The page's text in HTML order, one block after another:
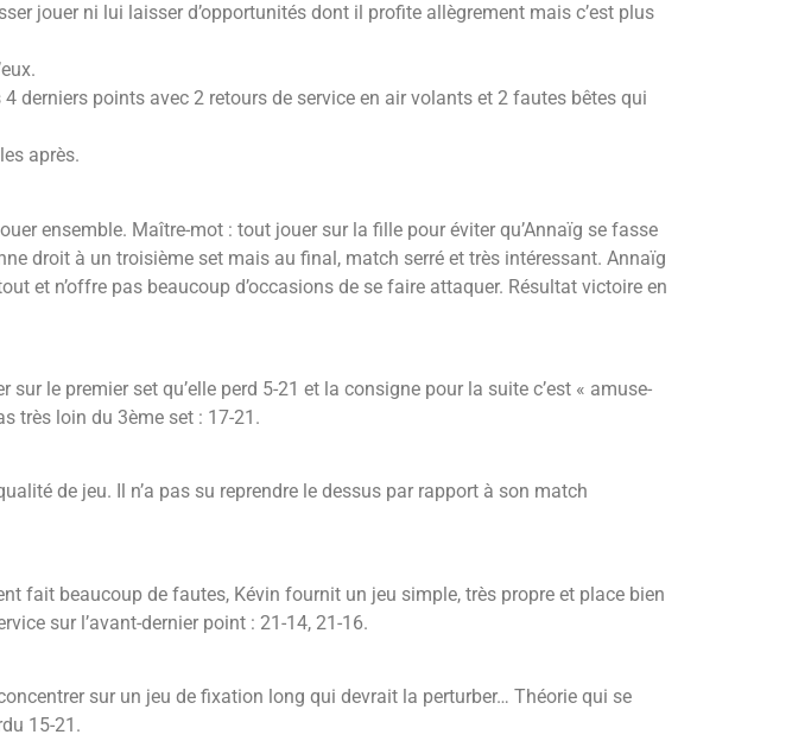
jouer ni lui laisser d’opportunités dont il profite allègrement mais c’est plus
derniers points avec 2 retours de service en air volants et 2 fautes bêtes qui
après.
ensemble. Maître-mot : tout jouer sur la fille pour éviter qu’Annaïg se fasse
droit à un troisième set mais au final, match serré et très intéressant. Annaïg
et n’offre pas beaucoup d’occasions de se faire attaquer. Résultat victoire en
le premier set qu’elle perd 5-21 et la consigne pour la suite c’est « amuse-
très loin du 3ème set : 17-21.
de jeu. Il n’a pas su reprendre le dessus par rapport à son match
fait beaucoup de fautes, Kévin fournit un jeu simple, très propre et place bien
sur l’avant-dernier point : 21-14, 21-16.
sur un jeu de fixation long qui devrait la perturber… Théorie qui se
15-21.